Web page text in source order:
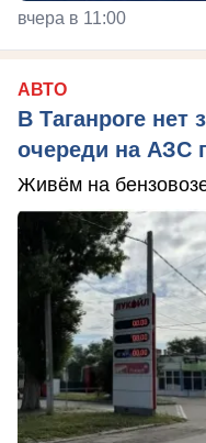
вчера в 11:00
АВТО
В Таганроге нет
очереди на АЗС
Живём на